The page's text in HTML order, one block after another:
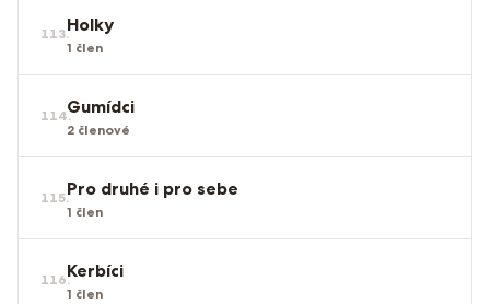
113.Holky
1 člen
114.Gumídci
2 členové
115.Pro druhé i pro sebe
1 člen
116.Kerbíci
1 člen